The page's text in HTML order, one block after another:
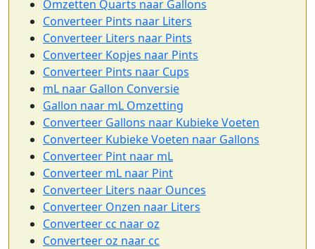
Omzetten Quarts naar Gallons
Converteer Pints naar Liters
Converteer Liters naar Pints
Converteer Kopjes naar Pints
Converteer Pints naar Cups
mL naar Gallon Conversie
Gallon naar mL Omzetting
Converteer Gallons naar Kubieke Voeten
Converteer Kubieke Voeten naar Gallons
Converteer Pint naar mL
Converteer mL naar Pint
Converteer Liters naar Ounces
Converteer Onzen naar Liters
Converteer cc naar oz
Converteer oz naar cc